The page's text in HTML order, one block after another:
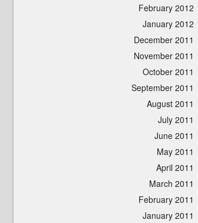
February 2012
January 2012
December 2011
November 2011
October 2011
September 2011
August 2011
July 2011
June 2011
May 2011
April 2011
March 2011
February 2011
January 2011